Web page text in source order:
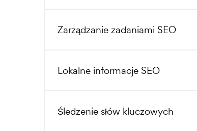
Zarządzanie zadaniami SEO
Lokalne informacje SEO
Śledzenie słów kluczowych